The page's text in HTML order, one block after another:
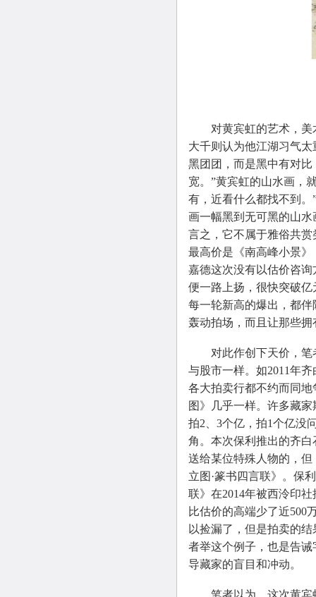
对黄宾虹的艺术，美术
大千则认为他江湖习气
黑团团，而是黑中有对
宽。”黄宾虹的山水画，
有，近看什么都找不到
画一幅黑到无可黑的山
言之，它不属于雅俗共
最高价是《南高峰小景》
嘉德这次没有以估价咨询
便一路上扬，很快突破
每一轮新高的爆出，都
轰动拍场，而且让那些
对此作创下天价，笔者
与股市一样。如2011年
各大拍卖行都不约而同
图》几乎一样。许多藏
拍2、3个亿，拍1个亿没
角。本次保利推出的齐
送给某位特殊人物的，
立图·篆书四言联》。保
联》在2014年被西泠印
比估价的高端少了近500
以捡漏了，但是拍卖的
者举这个例子，也是告
导藏家的盲目和冲动。
笔者以为，这次黄宾虹